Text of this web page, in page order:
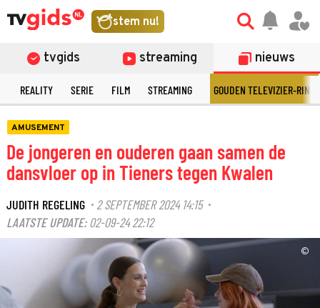
stem nu!
tvgids streaming nieuws
REALITY SERIE FILM STREAMING GOUDEN TELEVIZIER-RING
AMUSEMENT
De jongeren en ouderen gaan samen de
dansvloer op in Tieners tegen Kwalen
JUDITH REGELING · 2 SEPTEMBER 2024 14:15·
LAATSTE UPDATE: 02-09-24 22:12
©